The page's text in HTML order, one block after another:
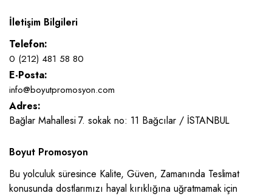
İletişim Bilgileri
Telefon:
0 (212) 481 58 80
E-Posta:
info@boyutpromosyon.com
Adres:
Bağlar Mahallesi 7. sokak no: 11 Bağcılar / İSTANBUL
Boyut Promosyon
Bu yolculuk süresince Kalite, Güven, Zamanında Teslimat
konusunda dostlarımızı hayal kırıklığına uğratmamak için